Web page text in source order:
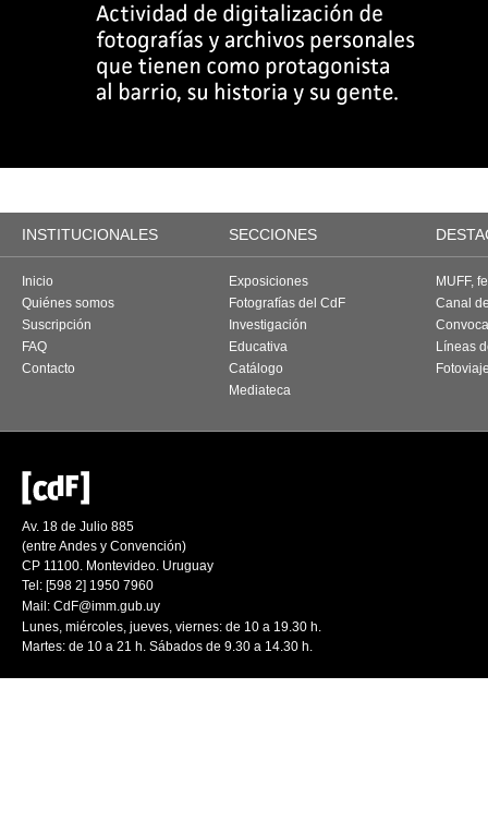
INSTITUCIONALES SECCIONES
Inicio
Quiénes somos
Suscripción
FAQ
Contacto
Exposiciones
Fotografías del CdF
Investigación
Educativa
Catálogo
Mediateca
MUFF,
Canal
Líneas
Av. 18 de Julio 885
(entre Andes y Convención)
CP 11100. Montevideo. Uruguay
Tel: [598 2] 1950 7960
Mail: CdF@imm.gub.uy
Lunes, miércoles, jueves, viernes: de 10 a 19.30 h.
Martes: de 10 a 21 h. Sábados de 9.30 a 14.30 h.